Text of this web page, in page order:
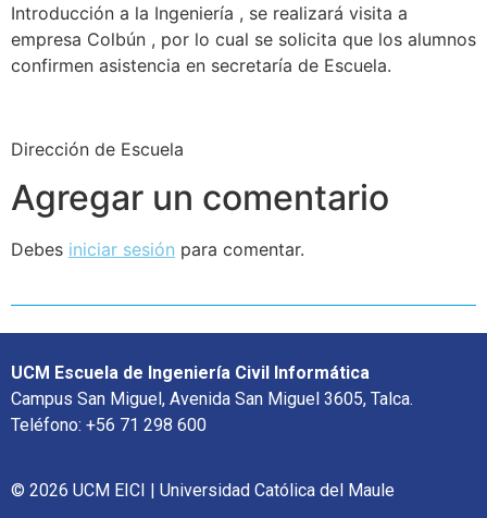
Introducción a la Ingeniería , se realizará visita a
empresa Colbún , por lo cual se solicita que los alumnos
confirmen asistencia en secretaría de Escuela.
Dirección de Escuela
Agregar un comentario
Debes iniciar sesión para comentar.
UCM Escuela de Ingeniería Civil Informática
Campus San Miguel, Avenida San Miguel 3605, Talca.
Teléfono: +56 71 298 600
© 2026 UCM EICI | Universidad Católica del Maule